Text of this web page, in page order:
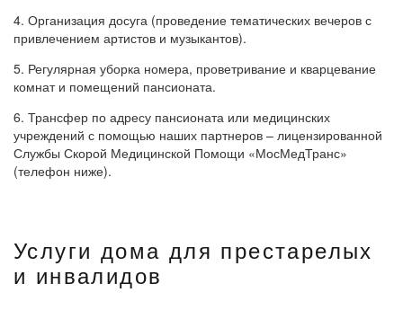
4. Организация досуга (проведение тематических вечеров с
привлечением артистов и музыкантов).
5. Регулярная уборка номера, проветривание и кварцевание
комнат и помещений пансионата.
6. Трансфер по адресу пансионата или медицинских
учреждений с помощью наших партнеров – лицензированной
Службы Скорой Медицинской Помощи «МосМедТранс»
(телефон ниже).
Услуги дома для престарелых
и инвалидов